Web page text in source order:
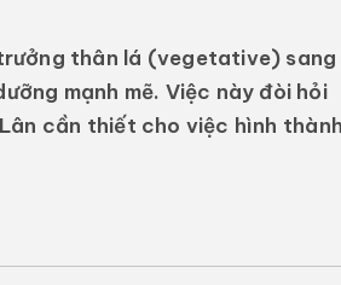
thân lá (vegetative) sang
mạnh mẽ. Việc này đòi hỏi
cần thiết cho việc hình